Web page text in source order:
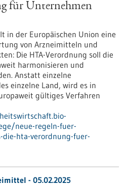
für Unternehmen
in der Europäischen Union eine
von Arzneimitteln und
Die HTA-Verordnung soll die
harmonisieren und
Anstatt einzelne
einzelne Land, wird es in
gültiges Verfahren
neue-regeln-fuer-
hta-verordnung-fuer-
- 05.02.2025